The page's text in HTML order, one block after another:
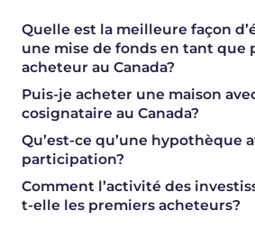
Quelle est la meilleure façon
une mise de fonds en tant que
acheteur au Canada?
Puis-je acheter une maison
cosignataire au Canada?
Qu’est-ce qu’une hypothèque
participation?
Comment l’activité des
t-elle les premiers acheteurs?